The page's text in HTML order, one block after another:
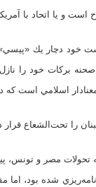
است و يا اتحاد با
خود دچار يك
بركات خود را
اسلامي است كه
را تحت‌الشعاع قرار
مصر و تونس،